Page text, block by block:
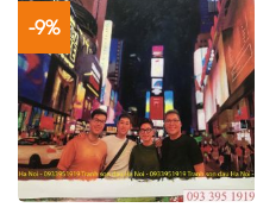
-9%